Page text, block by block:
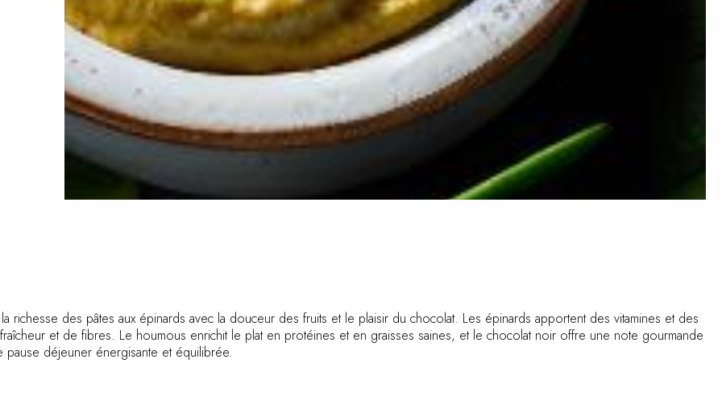
richesse des pâtes aux épinards avec la douceur des fruits et le plaisir du chocolat. Les épinards apportent des vitamines et
de fraîcheur et de fibres. Le houmous enrichit le plat en protéines et en graisses saines, et le chocolat noir offre une note
pour une pause déjeuner énergisante et équilibrée.